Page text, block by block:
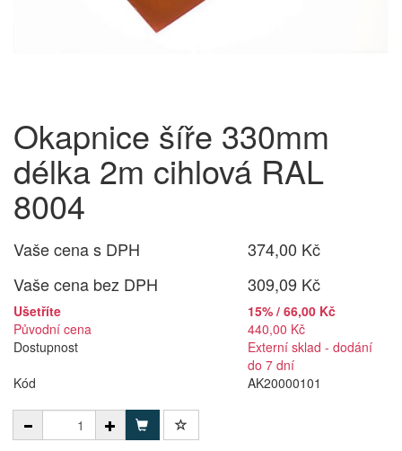
Okapnice šíře 330mm
délka 2m cihlová RAL
8004
Vaše cena s DPH
374,00 Kč
Vaše cena bez DPH
309,09 Kč
Ušetříte
15% / 66,00 Kč
Původní cena
440,00 Kč
Dostupnost
Externí sklad - dodání
do 7 dní
Kód
AK20000101